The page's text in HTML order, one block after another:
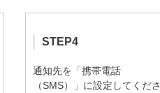
STEP4
通知先を「携帯電話
（SMS）」に設定してくださ